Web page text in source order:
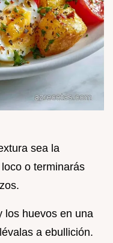
sea la
o terminarás
los huevos en una
a ebullición.